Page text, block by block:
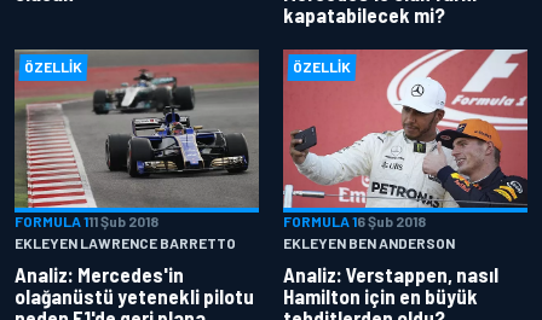
kapatabilecek mi?
ÖZELLIK
FORMULA 111 Şub 2018
EKLEYEN LAWRENCE BARRETTO
Analiz: Mercedes'in
olağanüstü yetenekli pilotu
ÖZELLIK
FORMULA 16 Şub 2018
EKLEYEN BEN ANDERSON
Analiz: Verstappen, nasıl
Hamilton için en büyük